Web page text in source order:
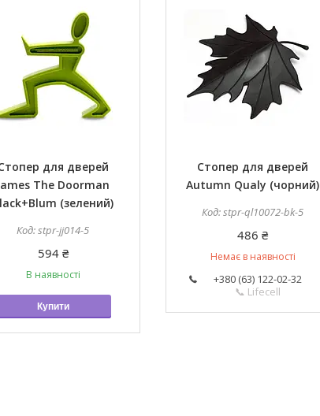
для дверей
The Doorman
(зелений)
stpr-jj014-5
594 ₴
В наявності
Купити
Стопер для дверей
Autumn Qualy (чорний)
stpr-ql10072-bk-5
486 ₴
Немає в наявності
+380 (63) 122-02-32
📞 Lifecell